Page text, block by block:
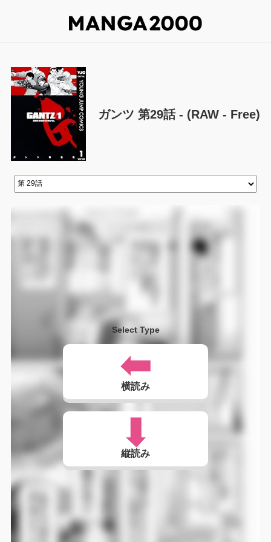
ガンツ 第29話 - (RAW - Free)
Select Type
横読み
縦読み